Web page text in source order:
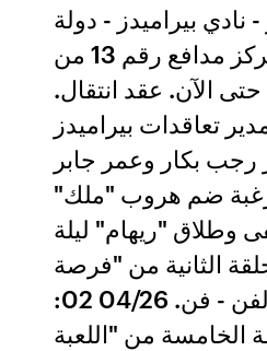
بيراميدز - دولة
مصر. مركز مدافع رقم 13 من
6/27/2018 حتى الآن. عقد انتقال.
تعاقدات بيراميدز
بكار وعمر جابر
ضم هروب "ملك"
وطلاق "ريهام" ليلة
الثانية من "فرصة
تانية" - في الفن - فن. 04/26 02: